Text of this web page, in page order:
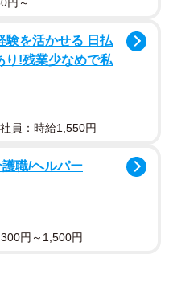
感謝の言葉を伝え、投稿
「心温まるおもてなし」
んな黙ってるだけで実は
のなのかもね」「素敵で
なかった」などのコメン
験を活かせる 日払
り!残業少なめで私
員：時給1,550円
職/ヘルパー
円～1,500円